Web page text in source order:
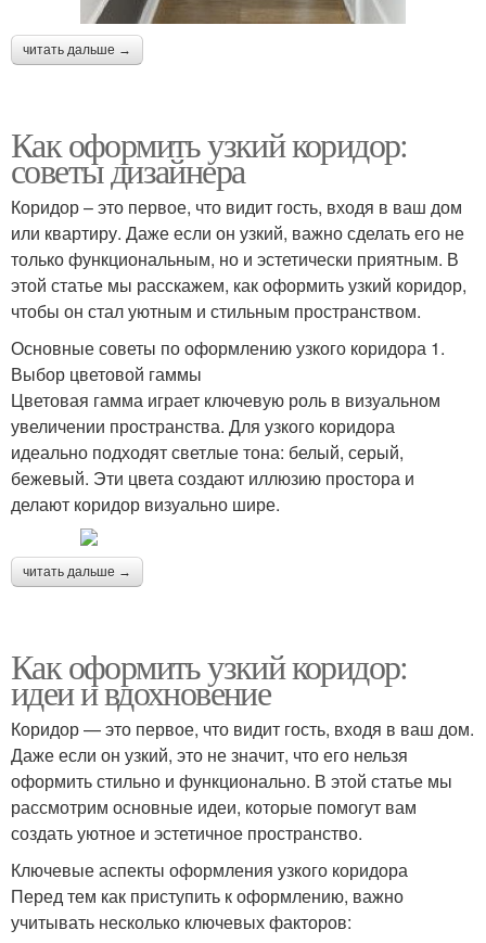
читать дальше →
Как оформить узкий коридор:
советы дизайнера
Коридор – это первое, что видит гость, входя в ваш дом
или квартиру. Даже если он узкий, важно сделать его не
только функциональным, но и эстетически приятным. В
этой статье мы расскажем, как оформить узкий коридор,
чтобы он стал уютным и стильным пространством.
Основные советы по оформлению узкого коридора 1.
Выбор цветовой гаммы
Цветовая гамма играет ключевую роль в визуальном
увеличении пространства. Для узкого коридора
идеально подходят светлые тона: белый, серый,
бежевый. Эти цвета создают иллюзию простора и
делают коридор визуально шире.
читать дальше →
Как оформить узкий коридор:
идеи и вдохновение
Коридор — это первое, что видит гость, входя в ваш дом.
Даже если он узкий, это не значит, что его нельзя
оформить стильно и функционально. В этой статье мы
рассмотрим основные идеи, которые помогут вам
создать уютное и эстетичное пространство.
Ключевые аспекты оформления узкого коридора
Перед тем как приступить к оформлению, важно
учитывать несколько ключевых факторов: